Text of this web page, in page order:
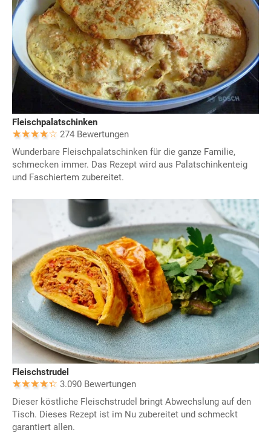
Fleischpalatschinken
274 Bewertungen
Wunderbare Fleischpalatschinken für die ganze Familie,
schmecken immer. Das Rezept wird aus Palatschinkenteig
und Faschiertem zubereitet.
Fleischstrudel
3.090 Bewertungen
Dieser köstliche Fleischstrudel bringt Abwechslung auf den
Tisch. Dieses Rezept ist im Nu zubereitet und schmeckt
garantiert allen.